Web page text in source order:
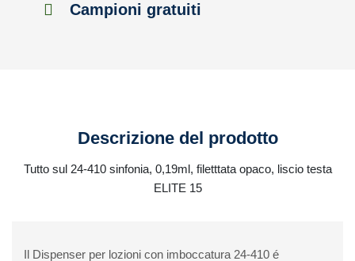
Campioni gratuiti
Descrizione del prodotto
Tutto sul 24-410 sinfonia, 0,19ml, filetttata opaco, liscio testa
ELITE 15
Il Dispenser per lozioni con imboccatura 24-410 é